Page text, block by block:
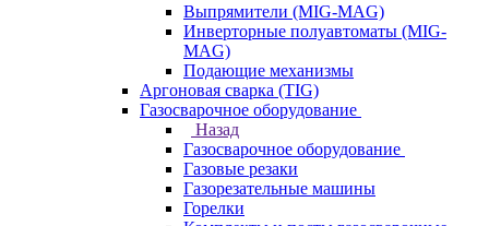
Выпрямители (MIG-MAG)
Инверторные полуавтоматы (MIG-
MAG)
Подающие механизмы
Аргоновая сварка (TIG)
Газосварочное оборудование
Назад
Газосварочное оборудование
Газовые резаки
Газорезательные машины
Горелки